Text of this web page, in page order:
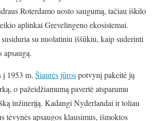
Roterdamo uosto saugumą, tačiau iškilo
aplinkai Grevelingeno ekosistemai.
su nuolatiniu iššūkiu, kaip suderinti
apsaugą.
į 1953 m. Šiaurės jūrospotvynį pakeitė jų
o pažeidžiamumą pavertė atsparumu
inžineriją. Kadangi Nyderlandai ir toliau
tėvynės apsaugos klausimus, išmoktos